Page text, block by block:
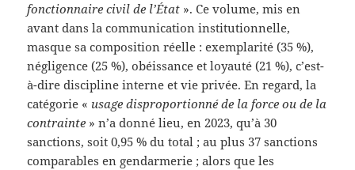
fonctionnaire civil de l’État ». Ce volume, mis en
avant dans la communication institutionnelle,
masque sa composition réelle : exemplarité (35 %),
négligence (25 %), obéissance et loyauté (21 %), c’est-
à-dire discipline interne et vie privée. En regard, la
catégorie « usage disproportionné de la force ou de la
contrainte » n’a donné lieu, en 2023, qu’à 30
sanctions, soit 0,95 % du total ; au plus 37 sanctions
comparables en gendarmerie ; alors que les